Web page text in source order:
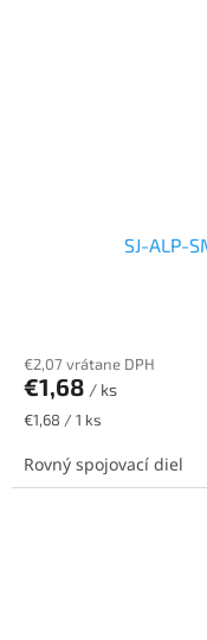
SJ-ALP-
€2,07 vrátane DPH
€1,68 / ks
Jednotková
€1,68 / 1 ks
Rovný spojovací diel